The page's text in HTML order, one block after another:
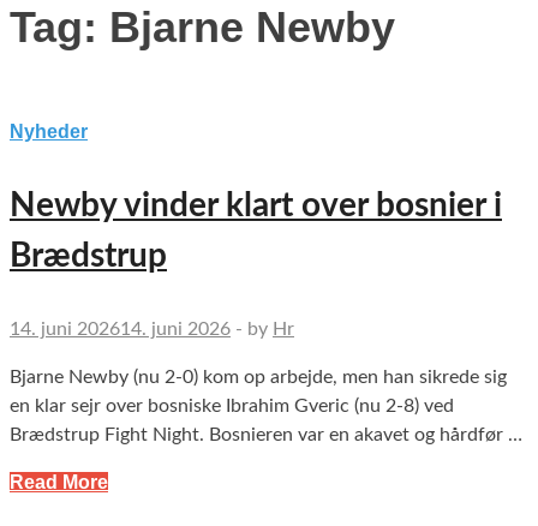
Tag: Bjarne Newby
Nyheder
Newby vinder klart over bosnier i
Brædstrup
14. juni 202614. juni 2026 - by Hr
Bjarne Newby (nu 2-0) kom op arbejde, men han sikrede sig
en klar sejr over bosniske Ibrahim Gveric (nu 2-8) ved
Brædstrup Fight Night. Bosnieren var en akavet og hårdfør …
Read More